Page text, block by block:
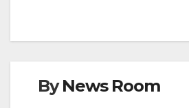
ByNews Room